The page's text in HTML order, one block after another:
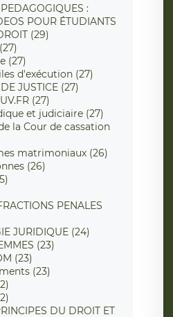
:
POUR ÉTUDIANTS
(29)
(27)
d'exécution (27)
JUSTICE (27)
(27)
et judiciaire (27)
la Cour de cassation
matrimoniaux (26)
(26)
PENALES
JURIDIQUE (24)
(23)
(23)
(23)
DU DROIT ET